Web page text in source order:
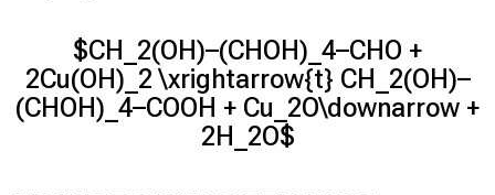
$CH_2(OH)–(CHOH)_4–CHO +
2Cu(OH)_2 \xrightarrow{t} CH_2(OH)–
(CHOH)_4–COOH + Cu_2O\downarrow +
2H_2O$